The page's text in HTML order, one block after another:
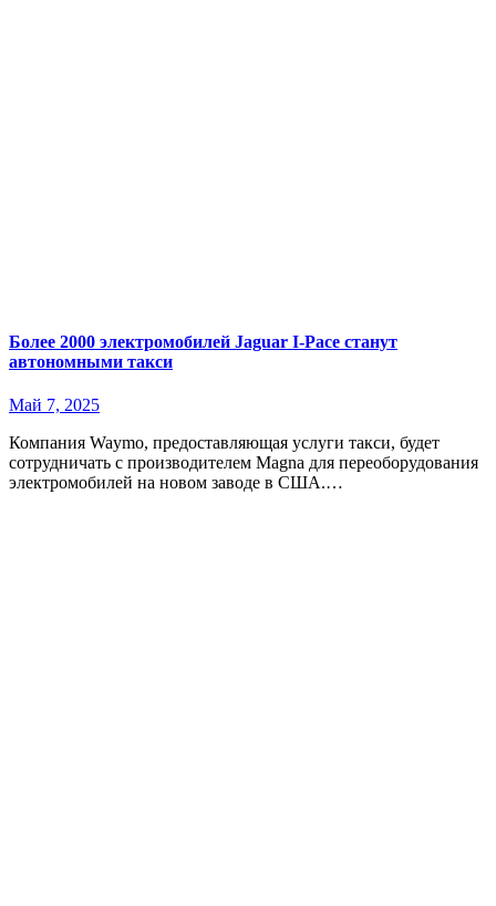
Более 2000 электромобилей Jaguar I-Pace станут
автономными такси
Май 7, 2025
Компания Waymo, предоставляющая услуги такси, будет
сотрудничать с производителем Magna для переоборудования
электромобилей на новом заводе в США.…